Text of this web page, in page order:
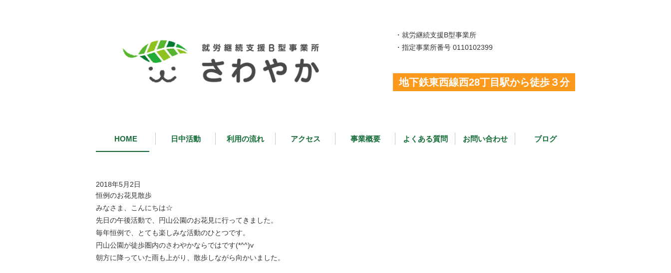
・就労継続支援B型事業所
・指定事業所番号 0110102399
地下鉄東西線西28丁目駅から徒歩３分
HOME 日中活動 利用の流れ アクセス 事業概要 よくある質問 お問い合わせ ブログ
2018年5月2日
恒例のお花見散歩
みなさま、こんにちは☆
先日の午後活動で、円山公園のお花見に行ってきました。
毎年恒例で、とても楽しみな活動のひとつです。
円山公園が徒歩圏内のさわやかならではです(*^^)v
朝方に降っていた雨も上がり、散歩しながら向かいました。